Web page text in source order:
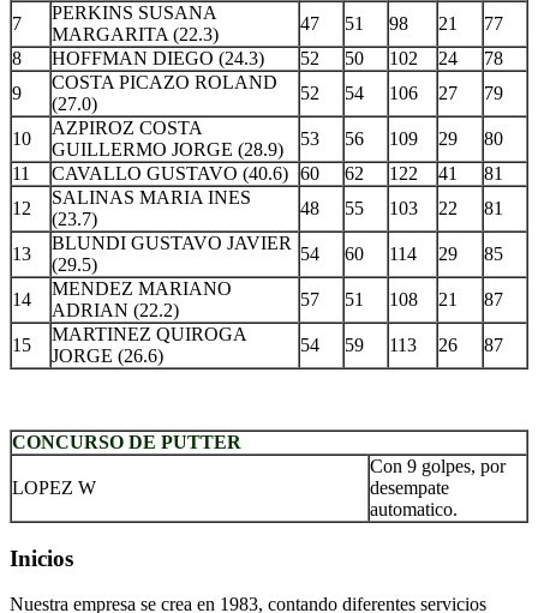
7
PERKINS SUSANA
MARGARITA (22.3)
47 51 98 21
77
8
HOFFMAN DIEGO (24.3) 52 50 102 24
78
9
COSTA PICAZO ROLAND
(27.0)
52 54 106 27 79
10
AZPIROZ COSTA
GUILLERMO JORGE (28.9)
53 56 109 29
80
11
CAVALLO GUSTAVO (40.6) 60 62 122 41
81
12
SALINAS MARIA INES
(23.7)
48 55 103 22 81
13
BLUNDI GUSTAVO JAVIER
(29.5)
54 60 114 29 85
14
MENDEZ MARIANO
ADRIAN (22.2)
57 51 108 21 87
15
MARTINEZ QUIROGA
JORGE (26.6)
54 59 113 26 87
CONCURSO DE PUTTER
LOPEZ W
Con 9 golpes, por
desempate
automatico.
Inicios
Nuestra empresa se crea en 1983, contando diferentes servicios